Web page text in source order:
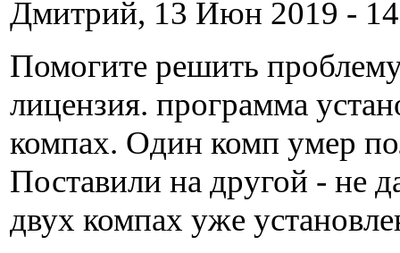
Дмитрий, 13 Июн 2019 -
Помогите решить
лицензия. программа
компах. Один комп умер
Поставили на другой - не
двух компах уже